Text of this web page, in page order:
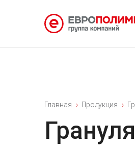
Главная Продукция